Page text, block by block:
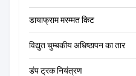
डायाफ्राम मरम्मत किट
विद्युत चुम्बकीय अधिष्ठापन का तार
डंप ट्रक नियंत्रण